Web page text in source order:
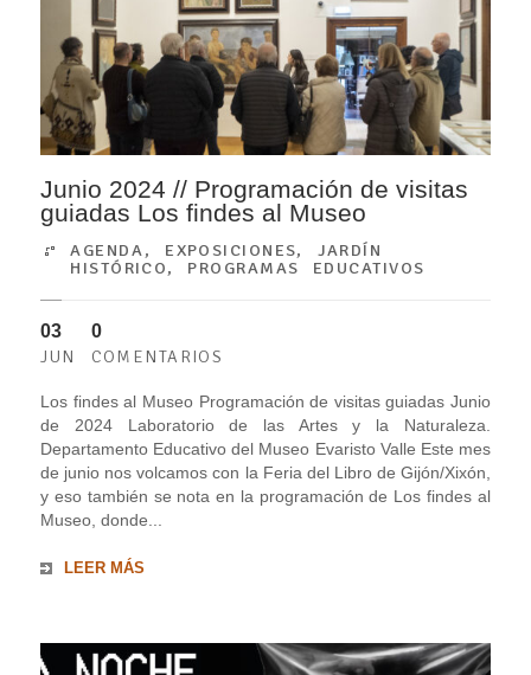
Junio 2024 // Programación de visitas
guiadas Los findes al Museo
AGENDA, EXPOSICIONES, JARDÍN
HISTÓRICO, PROGRAMAS EDUCATIVOS
03
JUN
0
COMENTARIOS
Los findes al Museo Programación de visitas guiadas Junio
de 2024 Laboratorio de las Artes y la Naturaleza.
Departamento Educativo del Museo Evaristo Valle Este mes
de junio nos volcamos con la Feria del Libro de Gijón/Xixón,
y eso también se nota en la programación de Los findes al
Museo, donde...
LEER MÁS